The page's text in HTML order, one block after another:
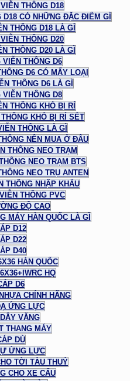
THÔNG D18
D18 CÓ NHỮNG ĐẶC ĐIỂM GÌ
THÔNG D18 LÀ GÌ
THÔNG D20
THÔNG D20 LÀ GÌ
THÔNG D6
D6 CÓ MẤY LOẠI
THÔNG D6 LÀ GÌ
THÔNG D8
THÔNG KHÓ BỊ RỈ
KHÓ BỊ RỈ SÉT
THÔNG LÀ GÌ
NÊN MUA Ở ĐÂU
THÔNG NEO TRẠM
NEO TRẠM BTS
NEO TRỤ ANTEN
THÔNG NHẬP KHẨU
THÔNG PVC
ĐỘ CAO
MÁY HÀN QUỐC LÀ GÌ
D12
D22
D40
HÀN QUỐC
HQ
D6
CHÍNH HÃNG
ỨNG LỰC
VĂNG
THANG MÁY
DÙ
ỨNG LỰC
TỜI TÀU THUỶ
CHO XE CẨU